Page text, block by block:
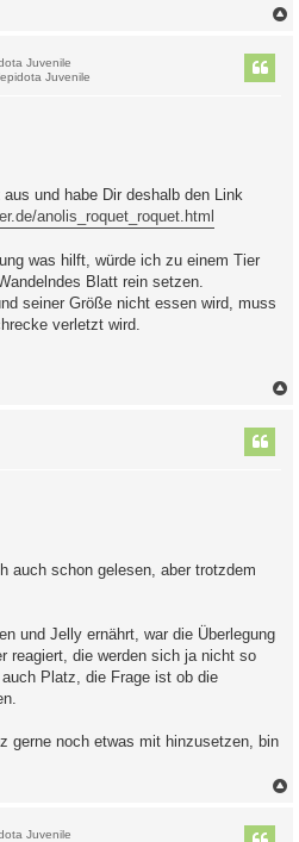
Juvenile
und habe Dir deshalb den Link
anolis_roquet_roquet.html
was hilft, würde ich zu einem Tier
Blatt rein setzen.
seiner Größe nicht essen wird, muss
verletzt wird.
auch schon gelesen, aber trotzdem
und Jelly ernährt, war die Überlegung
reagiert, die werden sich ja nicht so
Platz, die Frage ist ob die
gerne noch etwas mit hinzusetzen, bin
Juvenile